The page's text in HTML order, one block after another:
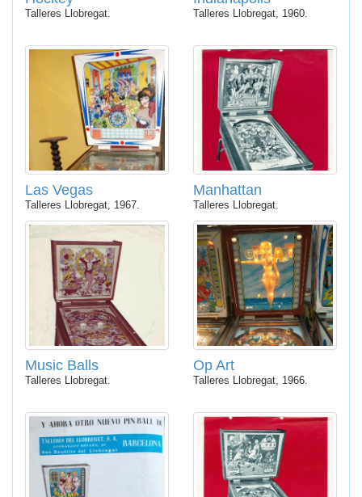
Talleres Llobregat. Talleres Llobregat, 1960.
Las Vegas
Talleres Llobregat, 1967.
Manhattan
Talleres Llobregat.
Music Balls
Talleres Llobregat.
Op Art
Talleres Llobregat, 1966.